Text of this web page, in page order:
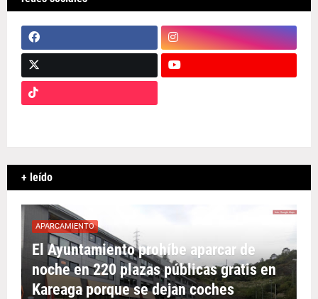
+ leído
APARCAMIENTO
El Ayuntamiento prohíbe aparcar de
noche en 220 plazas públicas gratis en
Kareaga porque se dejan coches